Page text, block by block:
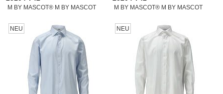
M BY MASCOT® M BY MASCOT
NEU
M BY MASCOT® M BY MASCOT
NEU